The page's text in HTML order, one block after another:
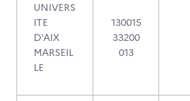
UNIVERS
ITE
D'AIX
MARSEIL
LE
130015
33200
013